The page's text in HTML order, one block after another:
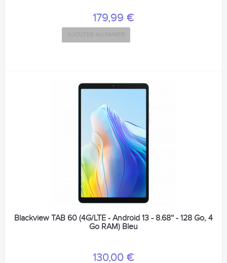
179,99 €
AJOUTER AU PANIER
Blackview TAB 60 (4G/LTE - Android 13 - 8.68'' - 128 Go, 4
Go RAM) Bleu
130,00 €